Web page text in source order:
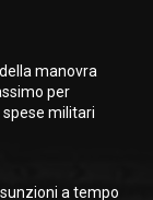
manovra
per
spese militari
a tempo